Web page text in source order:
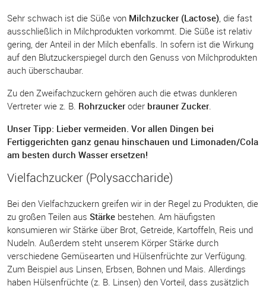
Sehr schwach ist die Süße von Milchzucker (Lactose), die fast
ausschließlich in Milchprodukten vorkommt. Die Süße ist relativ
gering, der Anteil in der Milch ebenfalls. In sofern ist die Wirkung
auf den Blutzuckerspiegel durch den Genuss von Milchprodukten
auch überschaubar.
Zu den Zweifachzuckern gehören auch die etwas dunkleren
Vertreter wie z. B. Rohrzucker oder brauner Zucker.
Unser Tipp: Lieber vermeiden. Vor allen Dingen bei
Fertiggerichten ganz genau hinschauen und Limonaden/Cola
am besten durch Wasser ersetzen!
Vielfachzucker (Polysaccharide)
Bei den Vielfachzuckern greifen wir in der Regel zu Produkten, die
zu großen Teilen aus Stärke bestehen. Am häufigsten
konsumieren wir Stärke über Brot, Getreide, Kartoffeln, Reis und
Nudeln. Außerdem steht unserem Körper Stärke durch
verschiedene Gemüsearten und Hülsenfrüchte zur Verfügung.
Zum Beispiel aus Linsen, Erbsen, Bohnen und Mais. Allerdings
haben Hülsenfrüchte (z. B. Linsen) den Vorteil, dass zusätzlich